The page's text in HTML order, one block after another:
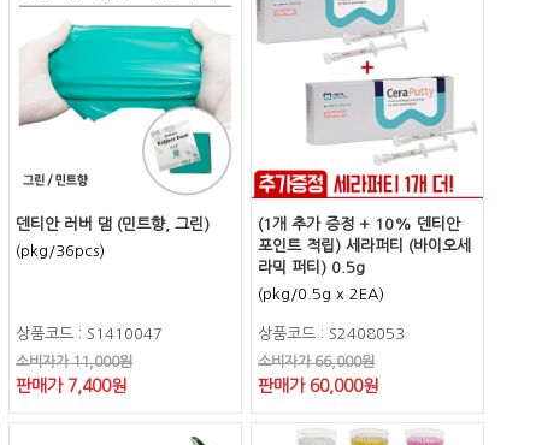
덴티안 러버 댐 (민트향, 그린)
(pkg/36pcs)
상품코드 : S1410047
소비자가 11,000원
판매가 7,400원
(1개 추가 증정 + 10% 덴티안
포인트 적립) 세라퍼티 (바이오세
라믹 퍼티) 0.5g
(pkg/0.5g x 2EA)
상품코드 : S2408053
소비자가 66,000원
판매가 60,000원